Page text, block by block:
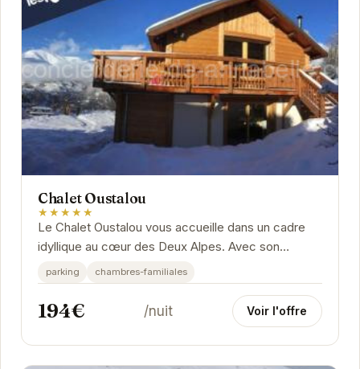
Chalet Oustalou
★★★★★
Le Chalet Oustalou vous accueille dans un cadre
idyllique au cœur des Deux Alpes. Avec son
ambiance chaleureuse et ses équipements
modernes, il...
parking chambres-familiales
194€ /nuit Voir l'offre